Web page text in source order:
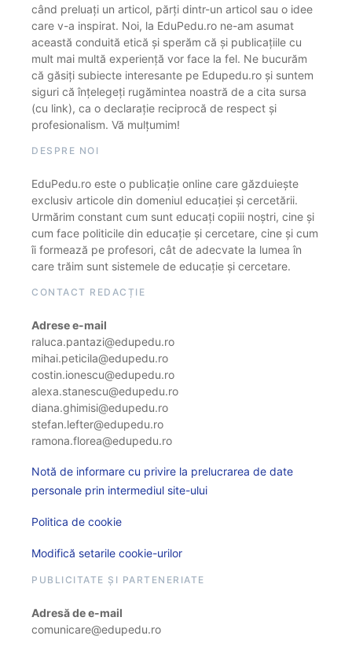
când preluați un articol, părți dintr-un articol sau o idee
care v-a inspirat. Noi, la EduPedu.ro ne-am asumat
această conduită etică și sperăm că și publicațiile cu
mult mai multă experiență vor face la fel. Ne bucurăm
că găsiți subiecte interesante pe Edupedu.ro și suntem
siguri că înțelegeți rugămintea noastră de a cita sursa
(cu link), ca o declarație reciprocă de respect și
profesionalism. Vă mulțumim!
DESPRE NOI
EduPedu.ro este o publicație online care găzduiește
exclusiv articole din domeniul educației și cercetării.
Urmărim constant cum sunt educați copiii noștri, cine și
cum face politicile din educație și cercetare, cine și cum
îi formează pe profesori, cât de adecvate la lumea în
care trăim sunt sistemele de educație și cercetare.
CONTACT REDACȚIE
Adrese e-mail
raluca.pantazi@edupedu.ro
mihai.peticila@edupedu.ro
costin.ionescu@edupedu.ro
alexa.stanescu@edupedu.ro
diana.ghimisi@edupedu.ro
stefan.lefter@edupedu.ro
ramona.florea@edupedu.ro
Notă de informare cu privire la prelucrarea de date
personale prin intermediul site-ului
Politica de cookie
Modifică setarile cookie-urilor
PUBLICITATE ȘI PARTENERIATE
Adresă de e-mail
comunicare@edupedu.ro